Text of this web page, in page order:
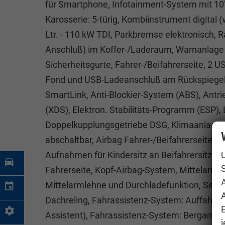
für Smartphone, Infotainment-System mit
Karosserie: 5-türig, Kombiinstrument digital
Ltr. - 110 kW TDI, Parkbremse elektronisch,
Anschluß) im Koffer-/Laderaum,
Sicherheitsgurte, Fahrer-/Beifahrerseite, 2
Fond und USB-Ladeanschluß am
SmartLink, Anti-Blockier-System (ABS),
(XDS), Elektron. Stabilitäts-Programm
Doppelkupplungsgetriebe DSG,
abschaltbar, Airbag Fahrer-/Beifahrerseite,
Aufnahmen für Kindersitz an Beifahrersitz
Fahrerseite, Kopf-Airbag-System,
Mittelarmlehne und Durchladefunktion,
Dachreling, Fahrassistenz-System:
Assistent), Fahrassistenz-System: